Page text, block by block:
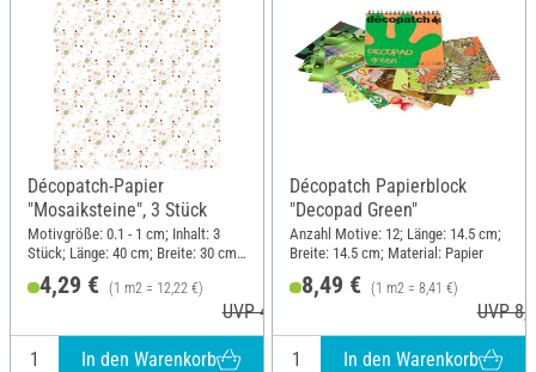
Décopatch-Papier
"Mosaiksteine", 3 Stück
Motivgröße: 0.1 - 1 cm; Inhalt: 3
Stück; Länge: 40 cm; Breite: 30 cm;
Material: Papier
4,29 € (1 m2 = 12,22 €)
UVP 4,60 €
In den Warenkorb
Décopatch Papierblock
"Decopad Green"
Anzahl Motive: 12; Länge: 14.5 cm;
Breite: 14.5 cm; Material: Papier
8,49 € (1 m2 = 8,41 €)
UVP
In den Warenkorb